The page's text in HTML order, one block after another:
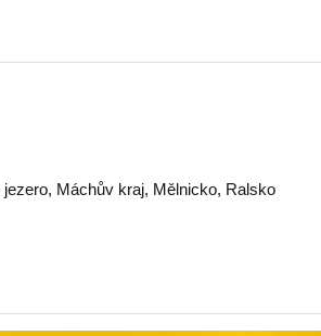
jezero, Máchův kraj, Mělnicko, Ralsko